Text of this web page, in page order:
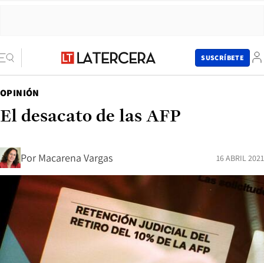
SUSCRÍBETE
OPINIÓN
El desacato de las AFP
Por Macarena Vargas 16 ABRIL 2021